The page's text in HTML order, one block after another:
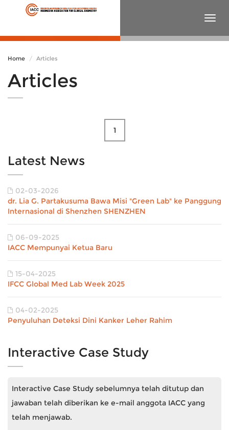
Home Articles
Articles
1
Latest News
02-03-2026
dr. Lia G. Partakusuma Bawa Misi "Green Lab" ke Panggung
Internasional di Shenzhen SHENZHEN
06-09-2025
IACC Mempunyai Ketua Baru
15-04-2025
IFCC Global Med Lab Week 2025
04-02-2025
Penyuluhan Deteksi Dini Kanker Leher Rahim
Interactive Case Study
Interactive Case Study sebelumnya telah ditutup dan
jawaban telah diberikan ke e-mail anggota IACC yang
telah menjawab.